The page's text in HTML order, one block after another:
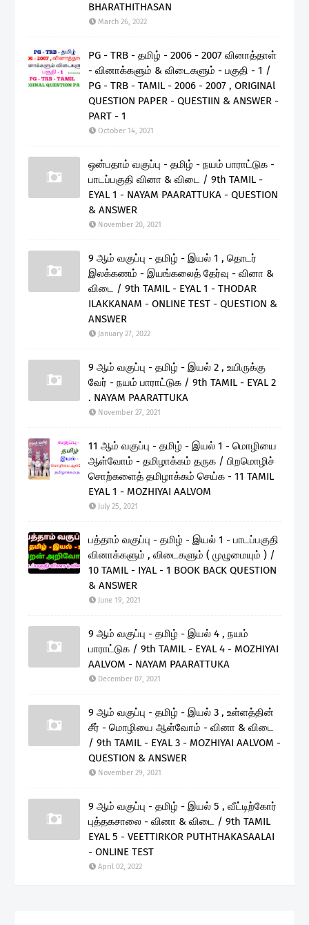
BHARATHITHASAN
March 26, 2022
PG - TRB - தமிழ் - 2006 - 2007 வினாத்தாள்
- வினாக்களும் & விடைகளும் - பகுதி - 1 /
PG - TRB - TAMIL - 2006 - 2007 , ORIGINAl
QUESTION PAPER - QUESTIIN & ANSWER -
PART - 1
October 14, 2021
ஒன்பதாம் வகுப்பு - தமிழ் - நயம் பாராட்டுக -
பாடப்பகுதி வினா & விடை / 9th TAMIL -
EYAL 1 - NAYAM PAARATTUKA - QUESTION
& ANSWER
November 20, 2021
9 ஆம் வகுப்பு - தமிழ் - இயல் 1 , தொடர்
இலக்கணம் - இயங்கலைத் தேர்வு - வினா &
விடை / 9th TAMIL - EYAL 1 - THODAR
ILAKKANAM - ONLINE TEST - QUESTION &
ANSWER
January 27, 2022
9 ஆம் வகுப்பு - தமிழ் - இயல் 2 , உயிருக்கு
வேர் - நயம் பாராட்டுக / 9th TAMIL - EYAL 2
. NAYAM PAARATTUKA
November 27, 2021
11 ஆம் வகுப்பு - தமிழ் - இயல் 1 - மொழியை
ஆள்வோம் - தமிழாக்கம் தருக / பிறமொழிச்
சொற்களைத் தமிழாக்கம் செய்க - 11 TAMIL
EYAL 1 - MOZHIYAI AALVOM
July 25, 2021
பத்தாம் வகுப்பு - தமிழ் - இயல் 1 - பாடப்பகுதி
வினாக்களும் , விடைகளும் ( முழுமையும் ) /
10 TAMIL - IYAL - 1 BOOK BACK QUESTION
& ANSWER
June 19, 2021
9 ஆம் வகுப்பு - தமிழ் - இயல் 4 , நயம்
பாராட்டுக / 9th TAMIL - EYAL 4 - MOZHIYAI
AALVOM - NAYAM PAARATTUKA
December 07, 2021
9 ஆம் வகுப்பு - தமிழ் - இயல் 3 , உள்ளத்தின்
சீர் - மொழியை ஆள்வோம் - வினா & விடை
/ 9th TAMIL - EYAL 3 - MOZHIYAI AALVOM -
QUESTION & ANSWER
November 29, 2021
9 ஆம் வகுப்பு - தமிழ் - இயல் 5 , வீட்டிற்கோர்
புத்தகசாலை - வினா & விடை / 9th TAMIL
EYAL 5 - VEETTIRKOR PUTHTHAKASAALAI
- ONLINE TEST
April 02, 2022